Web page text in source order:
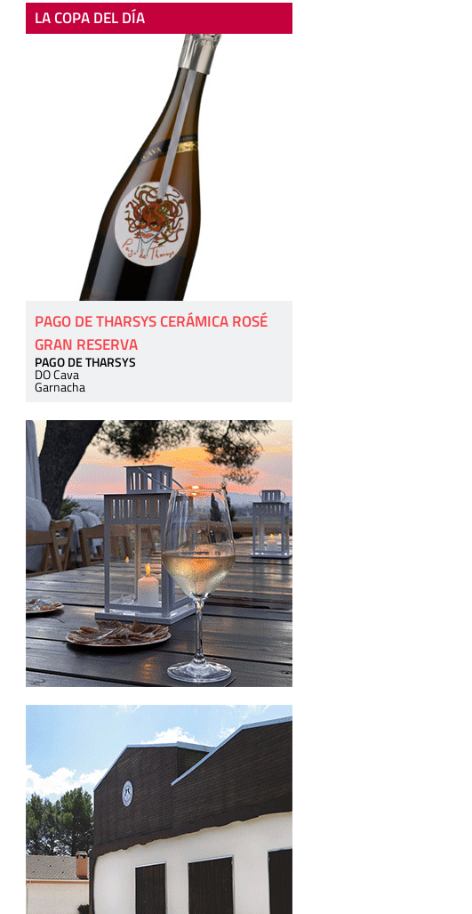
LA COPA DEL DÍA
PAGO DE THARSYS CERÁMICA ROSÉ
GRAN RESERVA
PAGO DE THARSYS
DO Cava
Garnacha